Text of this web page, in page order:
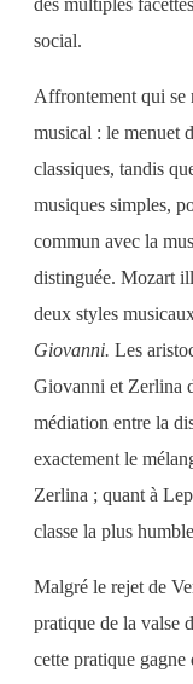
des multiples
social.
Affrontement qui se
musical : le menuet
classiques, tandis
musiques simples,
commun avec la
distinguée. Mozart
deux styles
Giovanni. Les
Giovanni et Zerlina
médiation entre la
exactement le
Zerlina ; quant à
classe la plus
Malgré le rejet de
pratique de la valse
cette pratique gagne